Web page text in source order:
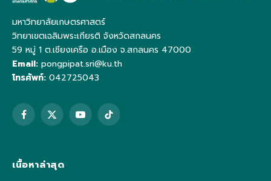
มหาวิทยาลัยเกษตรศาสตร์
วิทยาเขตเฉลิมพระเกียรติ จังหวัดสกลนคร
59 หมู่ 1 ต.เชียงเครือ อ.เมือง จ.สกลนคร 47000
Email: pongpipat.sri@ku.th
โทรศัพท์: 042725043
Facebook
X
YouTubeTikTok
เนื้อหาล่าสุด